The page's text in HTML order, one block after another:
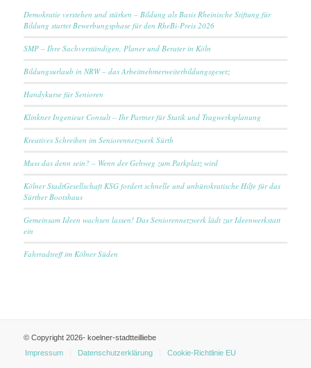
Demokratie verstehen und stärken – Bildung als Basis Rheinische Stiftung für
Bildung startet Bewerbungsphase für den RheBi-Preis 2026
SMP – Ihre Sachverständigen, Planer und Berater in Köln
Bildungsurlaub in NRW – das Arbeitnehmerweiterbildungsgesetz
Handykurse für Senioren
Klinkner Ingenieur Consult – Ihr Partner für Statik und Tragwerksplanung
Kreatives Schreiben im Seniorennetzwerk Sürth
Muss das denn sein? – Wenn der Gehweg zum Parkplatz wird
Kölner StadtGesellschaft KSG fordert schnelle und unbürokratische Hilfe für das
Sürther Bootshaus
Gemeinsam Ideen wachsen lassen! Das Seniorennetzwerk lädt zur Ideenwerkstatt
ein
Fahrradtreff im Kölner Süden
© Copyright 2026- koelner-stadtteilliebe
Impressum
Datenschutzerklärung Cookie-Richtlinie EU